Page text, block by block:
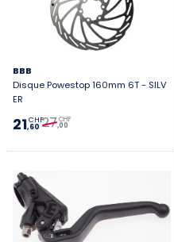
BBB
Disque Powestop 160mm 6T - SILV
ER
21,60
CHF27,00
CHF